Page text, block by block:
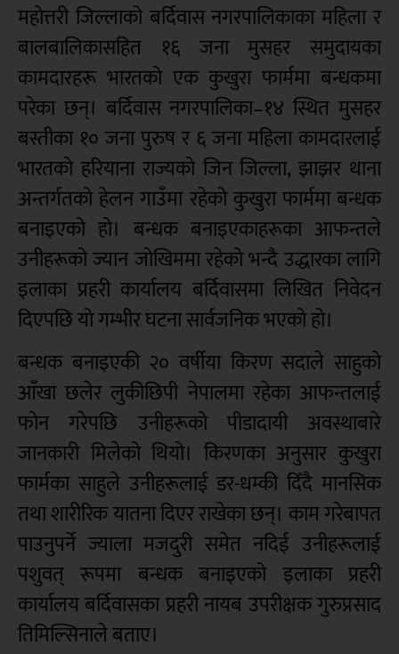
महोत्तरी जिल्लाको बर्दिवास नगरपालिकाका महिला र
बालबालिकासहित १६ जना मुसहर समुदायका
कामदारहरू भारतको एक कुखुरा फार्ममा बन्धकमा
परेका छन्। बर्दिवास नगरपालिका–१४ स्थित मुसहर
बस्तीका १० जना पुरुष र ६ जना महिला कामदारलाई
भारतको हरियाना राज्यको जिन जिल्ला, झाझर थाना
अन्तर्गतको हेलन गाउँमा रहेको कुखुरा फार्ममा बन्धक
बनाइएको हो। बन्धक बनाइएकाहरूका आफन्तले
उनीहरूको ज्यान जोखिममा रहेको भन्दै उद्धारका लागि
इलाका प्रहरी कार्यालय बर्दिवासमा लिखित निवेदन
दिएपछि यो गम्भीर घटना सार्वजनिक भएको हो।
बन्धक बनाइएकी २० वर्षीया किरण सदाले साहुको
आँखा छलेर लुकीछिपी नेपालमा रहेका आफन्तलाई
फोन गरेपछि उनीहरूको पीडादायी अवस्थाबारे
जानकारी मिलेको थियो। किरणका अनुसार कुखुरा
फार्मका साहुले उनीहरूलाई डर-धम्की दिँदै मानसिक
तथा शारीरिक यातना दिएर राखेका छन्। काम गरेबापत
पाउनुपर्ने ज्याला मजदुरी समेत नदिई उनीहरूलाई
पशुवत् रूपमा बन्धक बनाइएको इलाका प्रहरी
कार्यालय बर्दिवासका प्रहरी नायब उपरीक्षक गुरुप्रसाद
तिमिल्सिनाले बताए।